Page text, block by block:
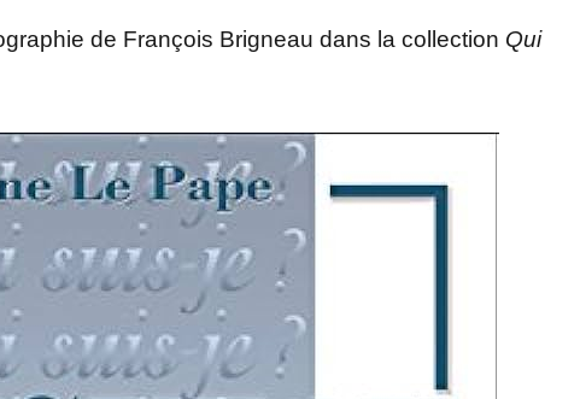
de François Brigneau dans la collection Qui